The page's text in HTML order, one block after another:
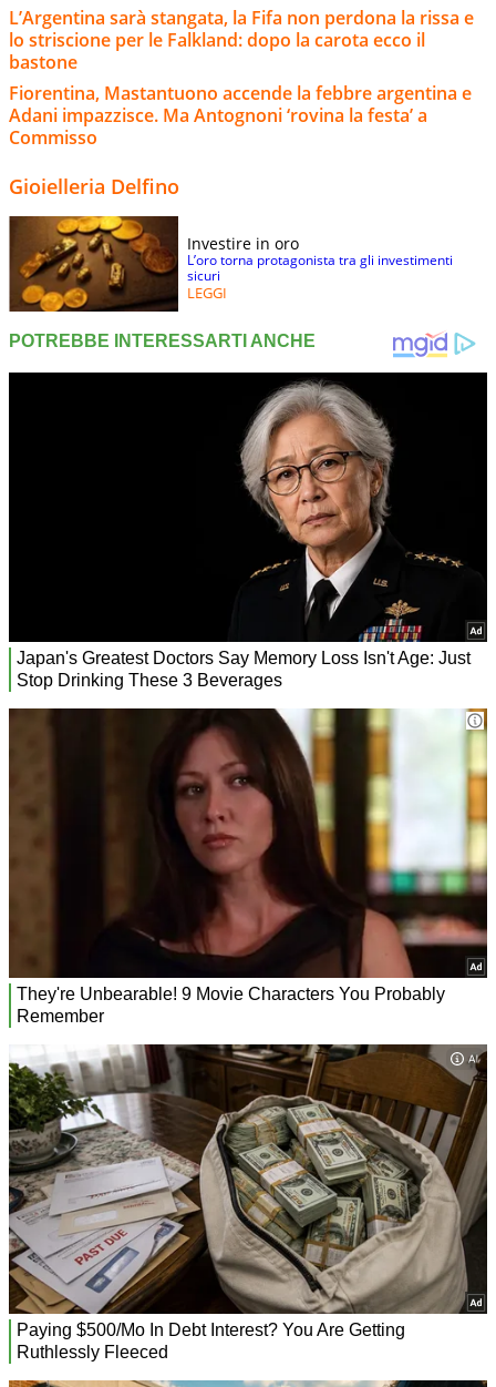
L’Argentina sarà stangata, la Fifa non perdona la rissa e
lo striscione per le Falkland: dopo la carota ecco il
bastone
Fiorentina, Mastantuono accende la febbre argentina e
Adani impazzisce. Ma Antognoni ‘rovina la festa’ a
Commisso
Gioielleria Delfino
Investire in oro
L’oro torna protagonista tra gli investimenti
sicuri
LEGGI